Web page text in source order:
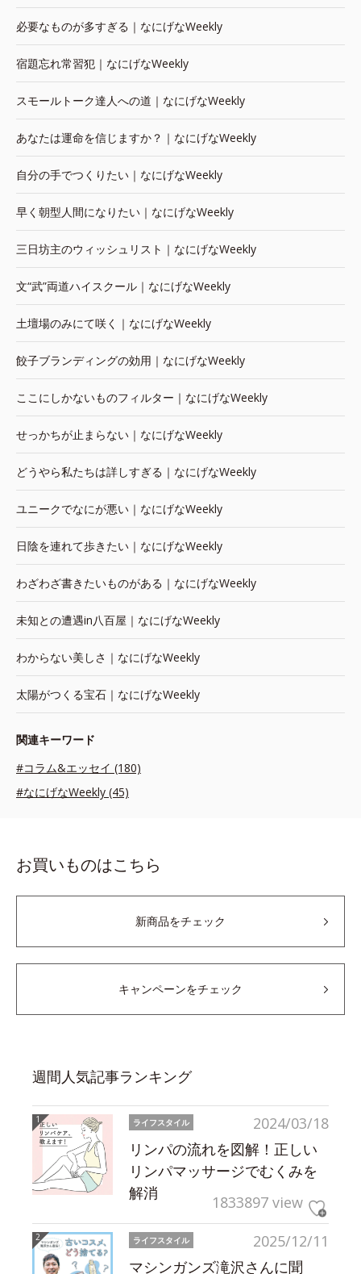
必要なものが多すぎる｜なにげなWeekly
宿題忘れ常習犯｜なにげなWeekly
スモールトーク達人への道｜なにげなWeekly
あなたは運命を信じますか？｜なにげなWeekly
自分の手でつくりたい｜なにげなWeekly
早く朝型人間になりたい｜なにげなWeekly
三日坊主のウィッシュリスト｜なにげなWeekly
文“武”両道ハイスクール｜なにげなWeekly
土壇場のみにて咲く｜なにげなWeekly
餃子ブランディングの効用｜なにげなWeekly
ここにしかないものフィルター｜なにげなWeekly
せっかちが止まらない｜なにげなWeekly
どうやら私たちは詳しすぎる｜なにげなWeekly
ユニークでなにが悪い｜なにげなWeekly
日陰を連れて歩きたい｜なにげなWeekly
わざわざ書きたいものがある｜なにげなWeekly
未知との遭遇in八百屋｜なにげなWeekly
わからない美しさ｜なにげなWeekly
太陽がつくる宝石｜なにげなWeekly
関連キーワード
#コラム&エッセイ (180)
#なにげなWeekly (45)
お買いものはこちら
新商品をチェック
キャンペーンをチェック
週間人気記事ランキング
2024/03/18
ライフスタイル
リンパの流れを図解！正しい
リンパマッサージでむくみを
解消
1833897 view
2025/12/11
ライフスタイル
マシンガンズ滝沢さんに聞